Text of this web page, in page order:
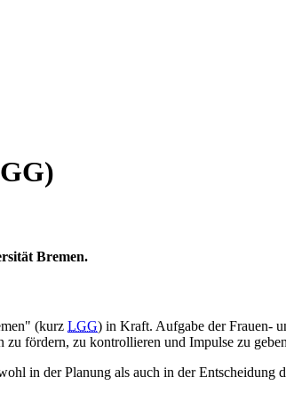
Bremen.
(kurz LGG) in Kraft. Aufgabe der Frauen-
zu fördern, zu kontrollieren und Impulse zu
in der Planung als auch in der